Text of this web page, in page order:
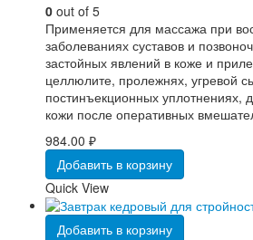
0 out of 5
Применяется для массажа при
заболеваниях суставов и
застойных явлений в коже и
целлюлите, пролежнях, угревой
постинъекционных уплотнениях,
кожи после оперативных
984.00 ₽
Добавить в корзину
Quick View
Добавить в корзину